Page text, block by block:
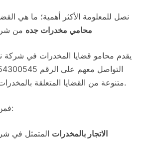
نصل للمعلومة الأكثر أهمية؛ ما هي
محامي مخدرات جده من
يقدم محامو قضايا المخدرات في شركة
متنوعة من القضايا المتعلقة بالمخدرات والمواد المخدرة.
فمن بين هذه القضايا:
الاتجار بالمخدرات المتمثل في